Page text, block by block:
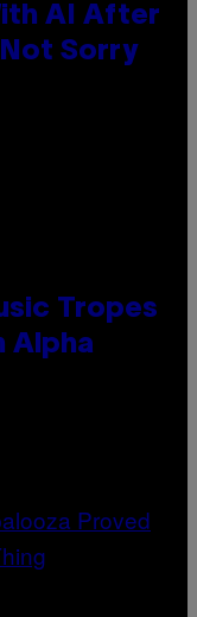
AI After
Sorry
Tropes
Alpha